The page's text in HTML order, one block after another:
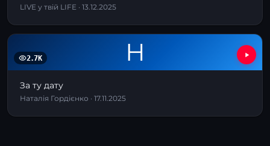
LIVE у твій LIFE · 13.12.2025
Н
2.7K
За ту дату
Наталія Гордієнко · 17.11.2025